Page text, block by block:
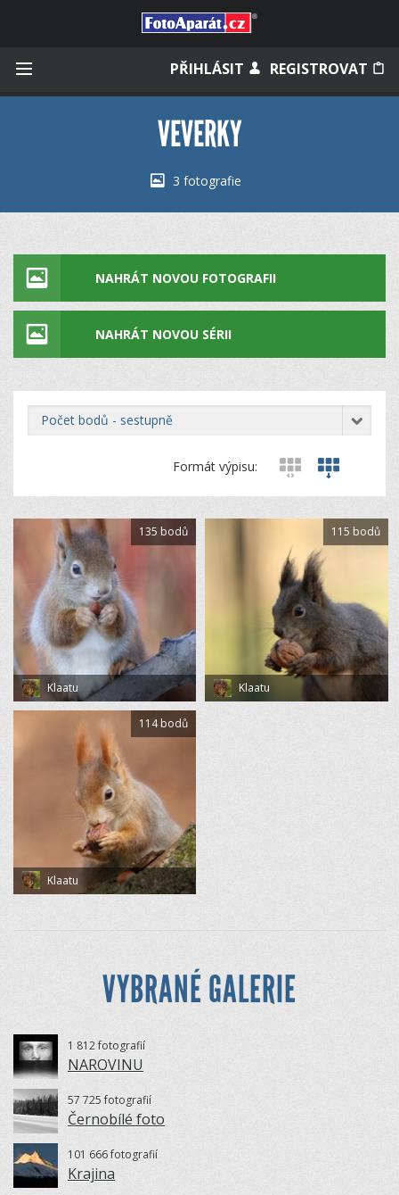
PŘIHLÁSIT REGISTROVAT
Měli jste účet na starém webu?
VEVERKY
3 fotografie
NAHRÁT NOVOU FOTOGRAFII
NAHRÁT NOVOU SÉRII
počet bodů - sestupně
Formát výpisu:
Klaatu
135 bodů
Klaatu
115 bodů
Klaatu
114 bodů
VYBRANÉ GALERIE
1 812 fotografií
NAROVINU
57 725 fotografií
Černobílé foto
101 666 fotografií
Krajina